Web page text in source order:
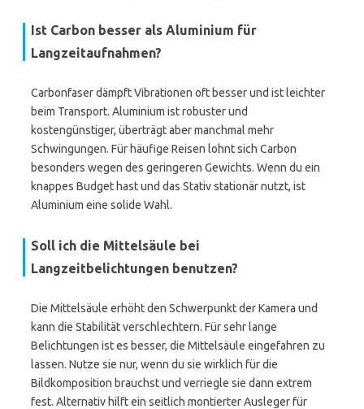
Ist Carbon besser als Aluminium für
Langzeitaufnahmen?
Carbonfaser dämpft Vibrationen oft besser und ist leichter
beim Transport. Aluminium ist robuster und
kostengünstiger, überträgt aber manchmal mehr
Schwingungen. Für häufige Reisen lohnt sich Carbon
besonders wegen des geringeren Gewichts. Wenn du ein
knappes Budget hast und das Stativ stationär nutzt, ist
Aluminium eine solide Wahl.
Soll ich die Mittelsäule bei
Langzeitbelichtungen benutzen?
Die Mittelsäule erhöht den Schwerpunkt der Kamera und
kann die Stabilität verschlechtern. Für sehr lange
Belichtungen ist es besser, die Mittelsäule eingefahren zu
lassen. Nutze sie nur, wenn du sie wirklich für die
Bildkomposition brauchst und verriegle sie dann extrem
fest. Alternativ hilft ein seitlich montierter Ausleger für